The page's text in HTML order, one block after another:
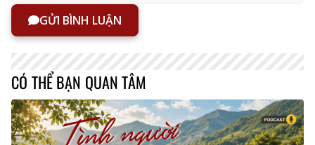
GỬI BÌNH LUẬN
CÓ THỂ BẠN QUAN TÂM